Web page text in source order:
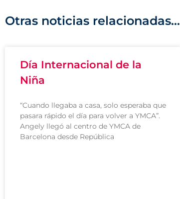
Otras noticias relacionadas...
Día Internacional de la
Niña
“Cuando llegaba a casa, solo esperaba que
pasara rápido el día para volver a YMCA”.
Angely llegó al centro de YMCA de
Barcelona desde República